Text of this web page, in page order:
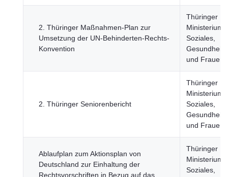
2. Thüringer Maßnahmen-Plan zur
Umsetzung der UN-Behinderten-Rechts-
Konvention
Thüringer
Ministerium
Soziales,
Gesundheit,
und Frauen
2. Thüringer Seniorenbericht
Thüringer
Ministerium
Soziales,
Gesundheit,
und Frauen
Ablaufplan zum Aktionsplan von
Deutschland zur Einhaltung der
Rechtsvorschriften in Bezug auf das
Thüringer
Ministerium
Soziales,